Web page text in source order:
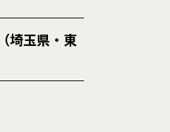
埼玉県・東